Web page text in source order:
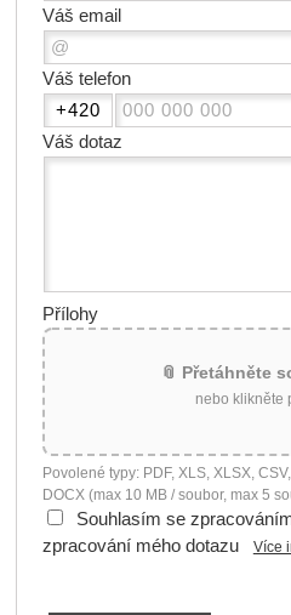
Váš email
Váš telefon
Váš dotaz
Přílohy
📎 Přetáhněte
nebo klikněte
Povolené typy: PDF, XLS, XLSX,
DOCX (max 10 MB / soubor, max 5
Souhlasím se
zpracování mého dotazu
Více